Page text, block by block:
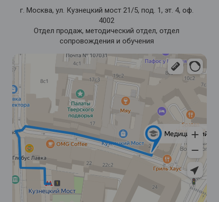
г. Москва, ул. Кузнецкий мост 21/5, под. 1, эт. 4, оф.
4002
Отдел продаж, методический отдел, отдел
сопровождения и обучения